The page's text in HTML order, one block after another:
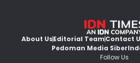
About UsEditorial TeamContact
Pedoman Media Siber
Follow Us